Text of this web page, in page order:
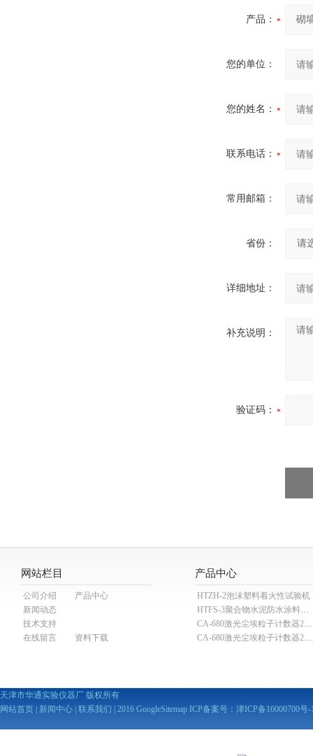
产品：
您的单位：
您的姓名：
联系电话：
常用邮箱：
省份：
详细地址：
补充说明：
验证码：
网站栏目
公司介绍
产品中心
新闻动态
技术支持
在线留言
资料下载
产品中心
HTZH-2泡沫塑料着火性试验机
HTFS-3聚合物水泥防水涂料分散机
CA-680激光尘埃粒子计数器28.3L
CA-680激光尘埃粒子
天津市华通实验仪器厂 版权所有
网站首页
新闻中心 联系我们 | 2016 GoogleSitemap ICP备案号： 津ICP备16000700号-